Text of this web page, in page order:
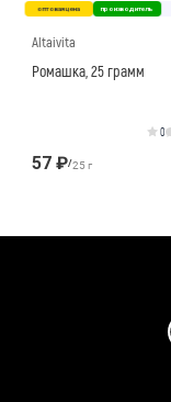
оптовая цена производитель
Altaivita
Ромашка, 25 грамм
0
57 ₽/25 г